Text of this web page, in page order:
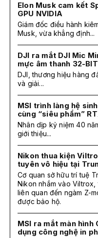
Elon Musk cam kết
GPU NVIDIA
Giám đốc điều hành
Musk, vừa khẳng định...
DJI ra mắt DJI Mic
mực âm thanh 32-
DJI, thương hiệu hàng
và giải...
MSI trình làng hệ
cùng “siêu phẩm”
Nhân dịp kỷ niệm 40
giới thiệu...
Nikon thua kiện
tuyên vô hiệu tại
Cơ quan sở hữu trí tuệ
Nikon nhắm vào
liên quan đến ngàm Z-
được bảo hộ.
MSI ra mắt màn hình
dụng công nghệ in